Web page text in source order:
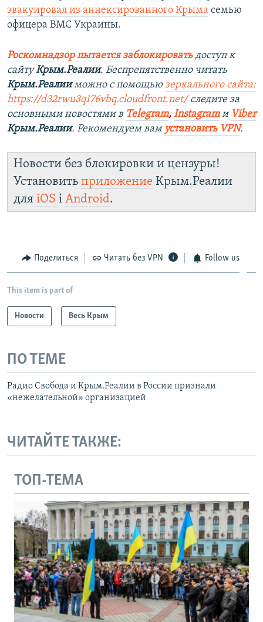
эвакуировал из аннексированного Крыма семью
офицера ВМС Украины.
Роскомнадзор пытается заблокировать доступ к
сайтуКрым.Реалии. Беспрепятственно читать
Крым.Реалииможно с помощью зеркального сайта:
https://d32rwu3q176vbq.cloudfront.net/ следите за
основными новостями в Telegram, Instagramи Viber
Крым.Реалии. Рекомендуем вам установить VPN.
Новости без блокировки и цензуры!
Установить приложение Крым.Реалии
для iOS і Android.
Поделиться Читать без VPN Follow us
This item is part of
Новости Весь Крым
ПО ТЕМЕ
Радио Свобода и Крым.Реалии в России признали
«нежелательной» организацией
ЧИТАЙТЕ ТАКЖЕ:
ТОП-ТЕМА